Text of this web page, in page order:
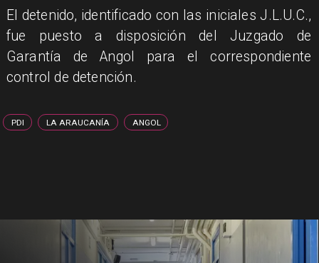
​El detenido, identificado con las iniciales J.L.U.C.,
fue puesto a disposición del Juzgado de
Garantía de Angol para el correspondiente
control de detención.
PDI LA ARAUCANÍA ANGOL